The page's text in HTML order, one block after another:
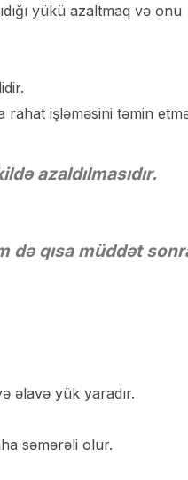
yükü azaltmaq və onu
rahat işləməsini təmin
azaldılmasıdır.
də qısa müddət
əlavə yük yaradır.
səmərəli olur.